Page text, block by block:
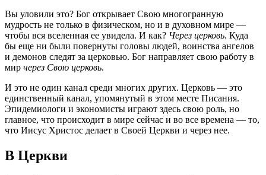
Вы уловили это? Бог открывает Свою многогранную
мудрость не только в физическом, но и в духовном мире —
чтобы вся вселенная ее увидела. И как? Через церковь. Куда
бы еще ни были повернуты головы людей, воинства ангелов
и демонов следят за церковью. Бог направляет свою работу в
мир через Свою церковь.
И это не один канал среди многих других. Церковь — это
единственный канал, упомянутый в этом месте Писания.
Эпидемиологи и экономисты играют здесь свою роль, но
главное, что происходит в мире сейчас и во все времена — то,
что Иисус Христос делает в Своей Церкви и через нее.
В Церкви